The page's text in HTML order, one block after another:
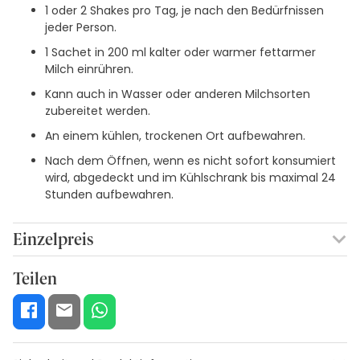
1 oder 2 Shakes pro Tag, je nach den Bedürfnissen
jeder Person.
1 Sachet in 200 ml kalter oder warmer fettarmer
Milch einrühren.
Kann auch in Wasser oder anderen Milchsorten
zubereitet werden.
An einem kühlen, trockenen Ort aufbewahren.
Nach dem Öffnen, wenn es nicht sofort konsumiert
wird, abgedeckt und im Kühlschrank bis maximal 24
Stunden aufbewahren.
Einzelpreis
Teilen